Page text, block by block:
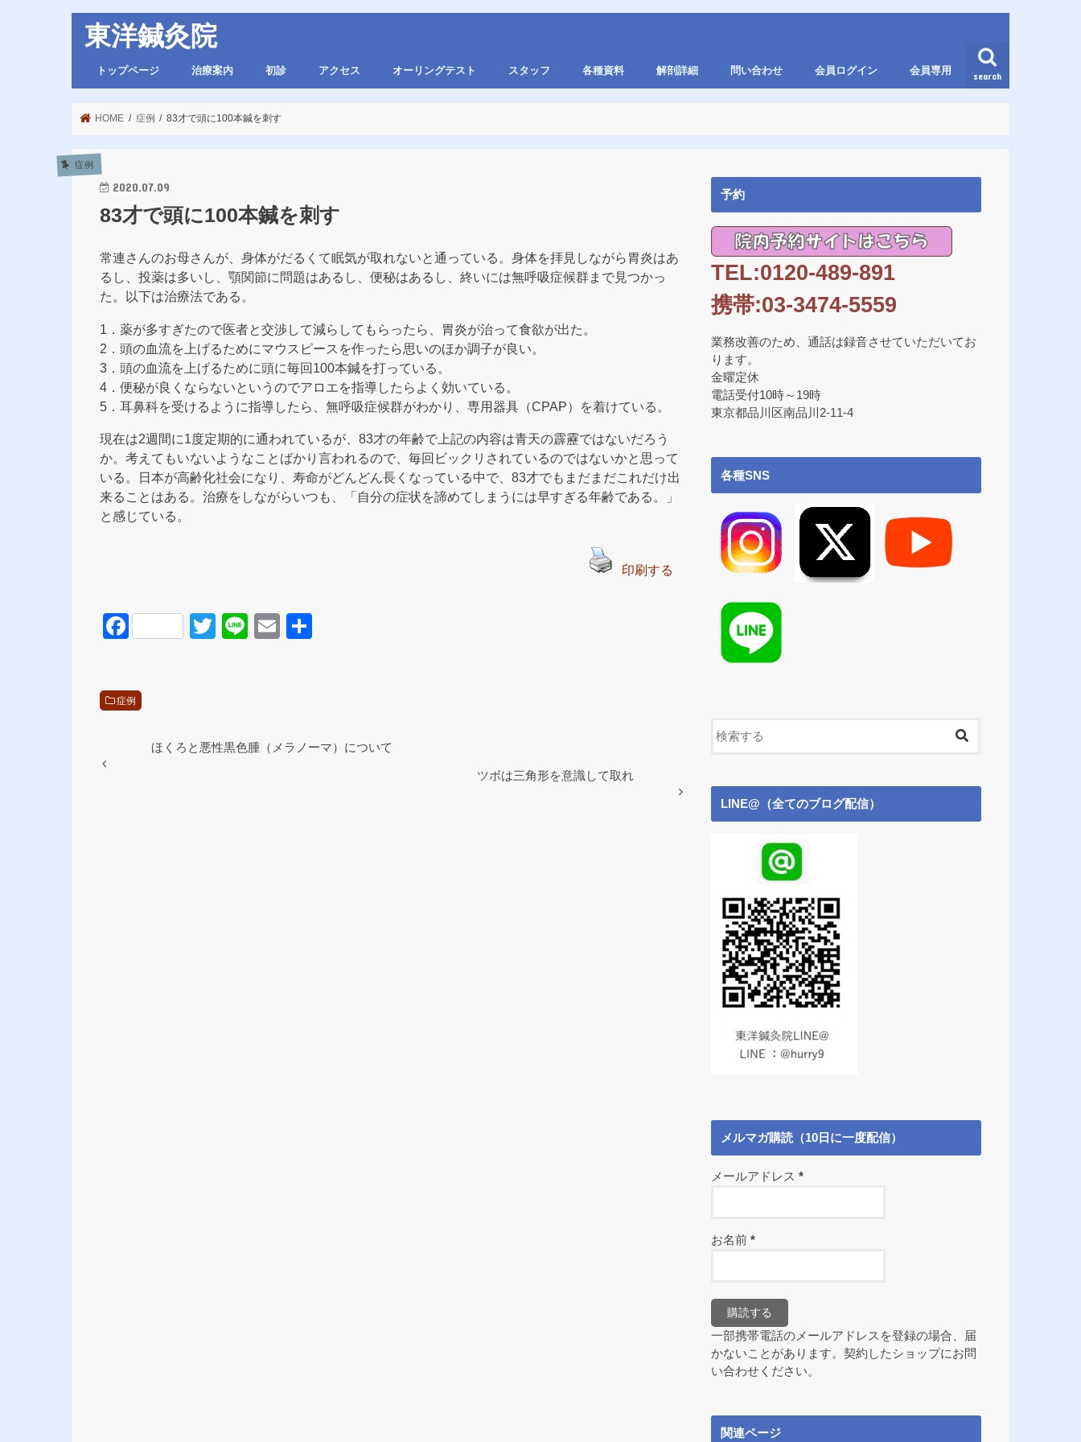
東洋鍼灸院
search
トップページ 治療案内 初診 アクセス オーリングテスト スタッフ 各種資料 解剖詳細 問い合わせ 会員ログイン 会員専用
HOME 症例 83才で頭に100本鍼を刺す
症例
2020.07.09
83才で頭に100本鍼を刺す
常連さんのお母さんが、身体がだるくて眠気が取れないと通っている。身体を拝見しながら胃炎はあ
るし、投薬は多いし、顎関節に問題はあるし、便秘はあるし、終いには無呼吸症候群まで見つかっ
た。以下は治療法である。
1．薬が多すぎたので医者と交渉して減らしてもらったら、胃炎が治って食欲が出た。
2．頭の血流を上げるためにマウスピースを作ったら思いのほか調子が良い。
3．頭の血流を上げるために頭に毎回100本鍼を打っている。
4．便秘が良くならないというのでアロエを指導したらよく効いている。
5．耳鼻科を受けるように指導したら、無呼吸症候群がわかり、専用器具（CPAP）を着けている。
現在は2週間に1度定期的に通われているが、83才の年齢で上記の内容は青天の霹靂ではないだろう
か。考えてもいないようなことばかり言われるので、毎回ビックリされているのではないかと思って
いる。日本が高齢化社会になり、寿命がどんどん長くなっている中で、83才でもまだまだこれだけ出
来ることはある。治療をしながらいつも、「自分の症状を諦めてしまうには早すぎる年齢である。」
と感じている。
印刷する
F
e
T
Li
E
症例
ほくろと悪性黒色腫（メラノーマ）について
ツボは三角形を意識して取れ
予約
TEL:0120-489-891
携帯:03-3474-5559
業務改善のため、通話は録音させていただいてお
ります。
金曜定休
電話受付10時～19時
東京都品川区南品川2-11-4
各種SNS
LINE@（全てのブログ配信）
メルマガ購読（10日に一度配信）
メールアドレス *
お名前 *
一部携帯電話のメールアドレスを登録の場合、届
かないことがあります。契約したショップにお問
い合わせください。
関連ページ